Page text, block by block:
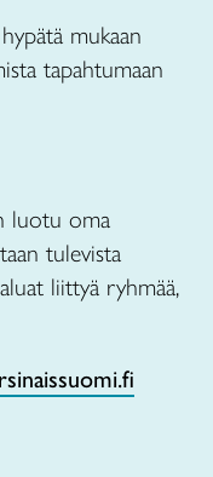
mukaan
tapahtumaan
luotu oma
tulevista
liittyä ryhmää,